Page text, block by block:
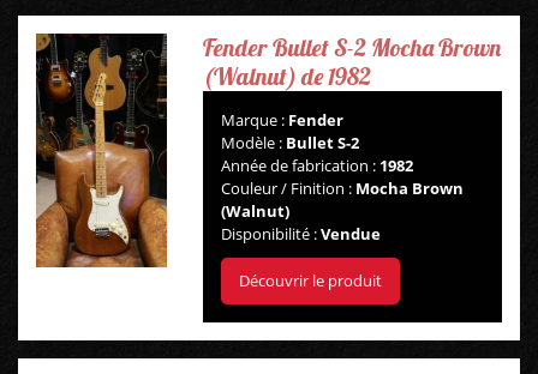
Fender Bullet S-2 Mocha Brown
(Walnut) de 1982
Marque : Fender
Modèle : Bullet S-2
Année de fabrication : 1982
Couleur / Finition : Mocha Brown
(Walnut)
Disponibilité :Vendue
Découvrir le produit